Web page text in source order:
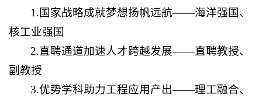
1.国家战略成就梦想扬帆远航——海洋强国、
核工业强国
2.直聘通道加速人才跨越发展——直聘教授、
副教授
3.优势学科助力工程应用产出——理工融合、